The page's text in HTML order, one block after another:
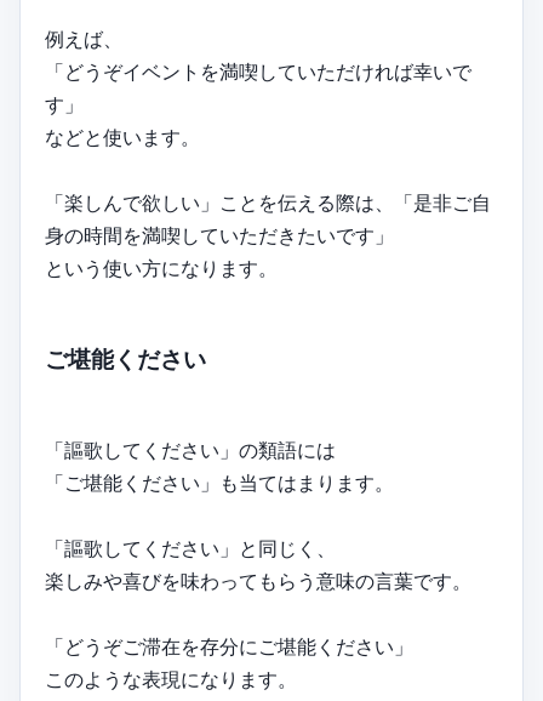
例えば、
「どうぞイベントを満喫していただければ幸いで
す」
などと使います。
「楽しんで欲しい」ことを伝える際は、「是非ご自
身の時間を満喫していただきたいです」
という使い方になります。
ご堪能ください
「謳歌してください」の類語には
「ご堪能ください」も当てはまります。
「謳歌してください」と同じく、
楽しみや喜びを味わってもらう意味の言葉です。
「どうぞご滞在を存分にご堪能ください」
このような表現になります。